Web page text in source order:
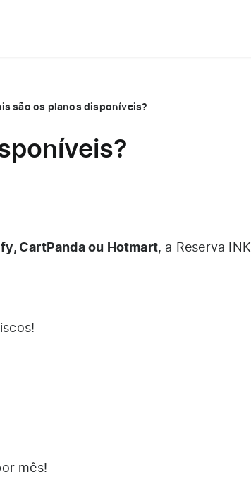
são os planos disponíveis?
CartPanda ou Hotmart, a Reserva INK
mês!